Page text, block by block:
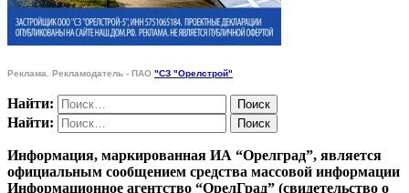
Реклама. Рекламодатель - ПАО "СЗ "Орелстрой"
Найти:
Найти:
Информация, маркированная ИА “Орелград”, является
официальным сообщением средства массовой информации
Информационное агентство “ОрелГрад” (свидетельство о